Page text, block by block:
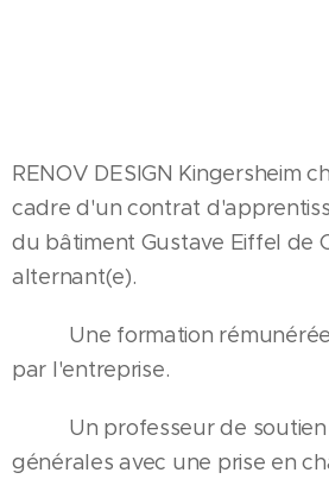
RENOV DESIGN Kingersheim
cadre d'un contrat
du bâtiment Gustave Eiffel de
alternant(e).
✅🤑 Une formation
par l'entreprise.
✅👨‍🏫 Un professeur de
générales avec une prise en